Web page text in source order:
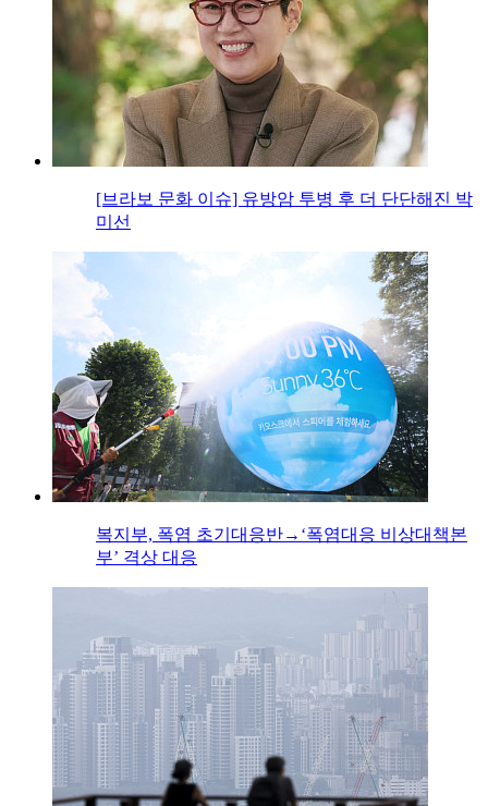
[브라보 문화 이슈] 유방암 투병 후 더 단단해진 박
미선
복지부, 폭염 초기대응반→‘폭염대응 비상대책본
부’ 격상 대응